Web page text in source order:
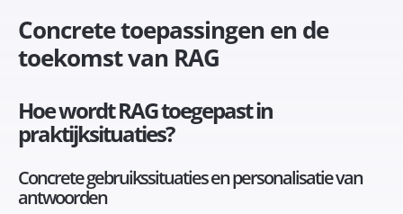
Concrete toepassingen en de
toekomst van RAG
Hoe wordt RAG toegepast in
praktijksituaties?
Concrete gebruikssituaties en personalisatie van
antwoorden